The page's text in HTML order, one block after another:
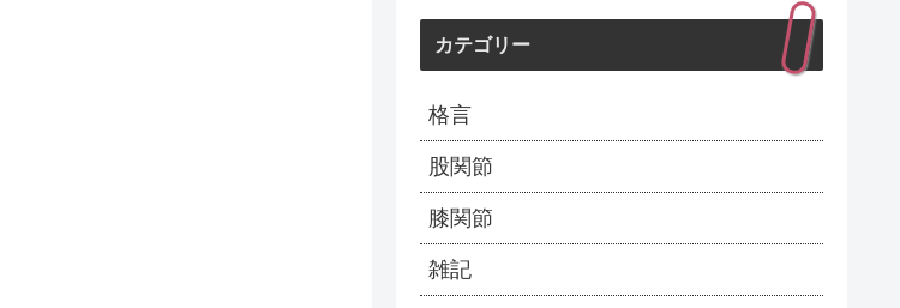
カテゴリー
格言
股関節
膝関節
雑記